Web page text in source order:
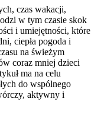
czas wakacji,
w tym czasie skok
i umiejętności, które
ciepła pogoda i
na świeżym
coraz mniej dzieci
ma na celu
do wspólnego
aktywny i